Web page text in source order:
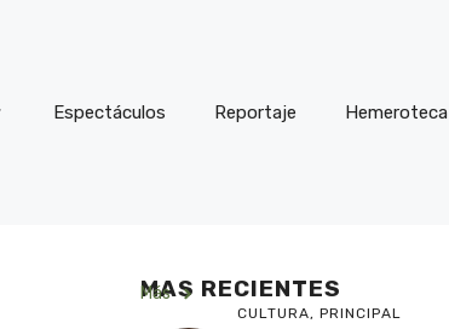
Espectáculos Reportaje Hemeroteca
MAS RECIENTES
Más
CULTURA, PRINCIPAL